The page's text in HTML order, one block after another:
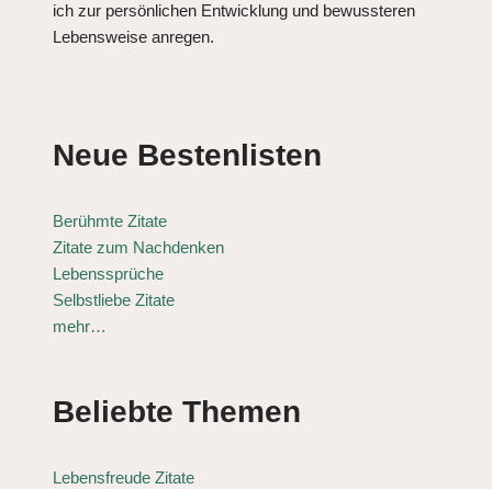
ich zur persönlichen Entwicklung und bewussteren
Lebensweise anregen.
Neue Bestenlisten
Berühmte Zitate
Zitate zum Nachdenken
Lebenssprüche
Selbstliebe Zitate
mehr…
Beliebte Themen
Lebensfreude Zitate